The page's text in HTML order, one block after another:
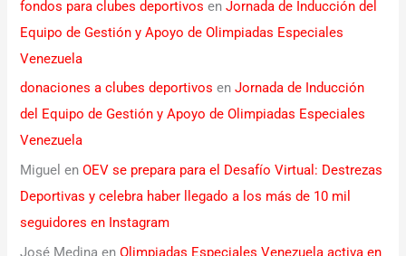
fondos para clubes deportivos enJornada de Inducción del
Equipo de Gestión y Apoyo de Olimpiadas Especiales
Venezuela
donaciones a clubes deportivos enJornada de Inducción
del Equipo de Gestión y Apoyo de Olimpiadas Especiales
Venezuela
Miguel enOEV se prepara para el Desafío Virtual: Destrezas
Deportivas y celebra haber llegado a los más de 10 mil
seguidores en Instagram
José Medina enOlimpiadas Especiales Venezuela activa en